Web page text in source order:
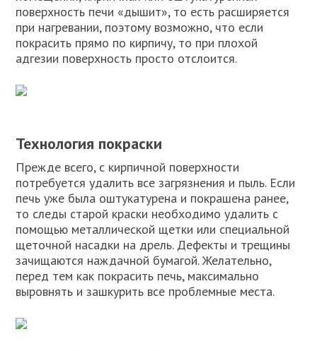
поверхность печи «дышит», то есть расширяется
при нагревании, поэтому возможно, что если
покрасить прямо по кирпичу, то при плохой
адгезии поверхность просто отслоится.
Технология покраски
Прежде всего, с кирпичной поверхности
потребуется удалить все загрязнения и пыль. Если
печь уже была оштукатурена и покрашена ранее,
то следы старой краски необходимо удалить с
помощью металлической щетки или специальной
щеточной насадки на дрель. Дефекты и трещины
зачищаются наждачной бумагой. Желательно,
перед тем как покрасить печь, максимально
выровнять и зашкурить все проблемные места.